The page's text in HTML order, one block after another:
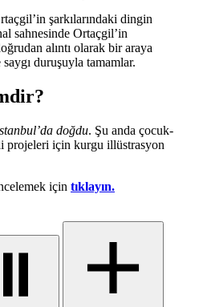
şarkılarındaki dingin
sahnesinde Ortaçgil’in
alıntı olarak bir araya
duruşuyla tamamlar.
doğdu. Şu anda çocuk-
projeleri için kurgu illüstrasyon
için tıklayın.